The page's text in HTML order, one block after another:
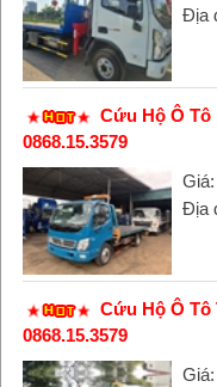
Địa
Cứu Hộ Ô Tô
0868.15.3579
Giá:
Địa
Cứu Hộ Ô Tô
0868.15.3579
Giá: